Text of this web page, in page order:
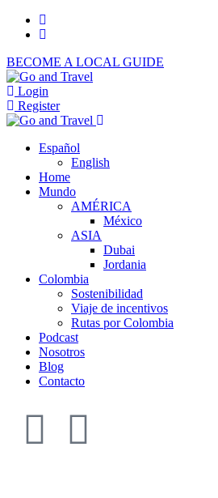
BECOME A LOCAL GUIDE
Login
Register
Español
English
Home
Mundo
AMÉRICA
México
ASIA
Dubai
Jordania
Colombia
Sostenibilidad
Viaje de incentivos
Rutas por Colombia
Podcast
Nosotros
Blog
Contacto